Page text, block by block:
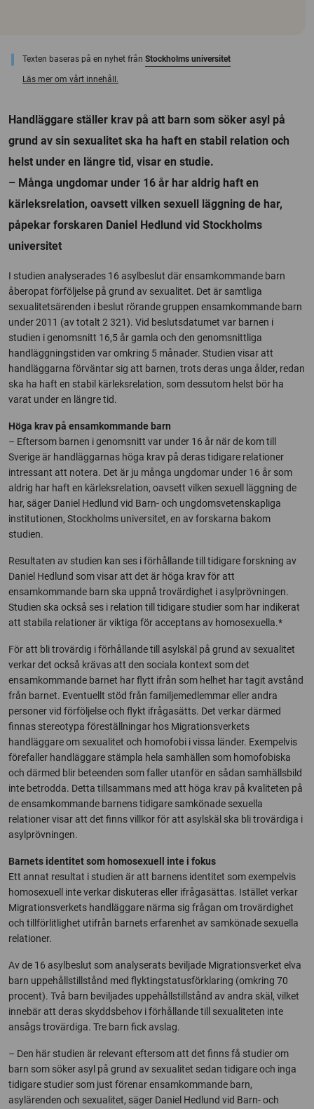
Texten baseras på en nyhet från Stockholms universitet
Läs mer om vårt innehåll.
Handläggare ställer krav på att barn som söker asyl på
grund av sin sexualitet ska ha haft en stabil relation och
helst under en längre tid, visar en studie.
– Många ungdomar under 16 år har aldrig haft en
kärleksrelation, oavsett vilken sexuell läggning de har,
påpekar forskaren Daniel Hedlund vid Stockholms
universitet
I studien analyserades 16 asylbeslut där ensamkommande barn
åberopat förföljelse på grund av sexualitet. Det är samtliga
sexualitetsärenden i beslut rörande gruppen ensamkommande barn
under 2011 (av totalt 2 321). Vid beslutsdatumet var barnen i
studien i genomsnitt 16,5 år gamla och den genomsnittliga
handläggningstiden var omkring 5 månader. Studien visar att
handläggarna förväntar sig att barnen, trots deras unga ålder, redan
ska ha haft en stabil kärleksrelation, som dessutom helst bör ha
varat under en längre tid.
Höga krav på ensamkommande barn
– Eftersom barnen i genomsnitt var under 16 år när de kom till
Sverige är handläggarnas höga krav på deras tidigare relationer
intressant att notera. Det är ju många ungdomar under 16 år som
aldrig har haft en kärleksrelation, oavsett vilken sexuell läggning de
har, säger Daniel Hedlund vid Barn- och ungdomsvetenskapliga
institutionen, Stockholms universitet, en av forskarna bakom
studien.
Resultaten av studien kan ses i förhållande till tidigare forskning av
Daniel Hedlund som visar att det är höga krav för att
ensamkommande barn ska uppnå trovärdighet i asylprövningen.
Studien ska också ses i relation till tidigare studier som har indikerat
att stabila relationer är viktiga för acceptans av homosexuella.*
För att bli trovärdig i förhållande till asylskäl på grund av sexualitet
verkar det också krävas att den sociala kontext som det
ensamkommande barnet har flytt ifrån som helhet har tagit avstånd
från barnet. Eventuellt stöd från familjemedlemmar eller andra
personer vid förföljelse och flykt ifrågasätts. Det verkar därmed
finnas stereotypa föreställningar hos Migrationsverkets
handläggare om sexualitet och homofobi i vissa länder. Exempelvis
förefaller handläggare stämpla hela samhällen som homofobiska
och därmed blir beteenden som faller utanför en sådan samhällsbild
inte betrodda. Detta tillsammans med att höga krav på kvaliteten på
de ensamkommande barnens tidigare samkönade sexuella
relationer visar att det finns villkor för att asylskäl ska bli trovärdiga i
asylprövningen.
Barnets identitet som homosexuell inte i fokus
Ett annat resultat i studien är att barnens identitet som exempelvis
homosexuell inte verkar diskuteras eller ifrågasättas. Istället verkar
Migrationsverkets handläggare närma sig frågan om trovärdighet
och tillförlitlighet utifrån barnets erfarenhet av samkönade sexuella
relationer.
Av de 16 asylbeslut som analyserats beviljade Migrationsverket elva
barn uppehållstillstånd med flyktingstatusförklaring (omkring 70
procent). Två barn beviljades uppehållstillstånd av andra skäl, vilket
innebär att deras skyddsbehov i förhållande till sexualiteten inte
ansågs trovärdiga. Tre barn fick avslag.
– Den här studien är relevant eftersom att det finns få studier om
barn som söker asyl på grund av sexualitet sedan tidigare och inga
tidigare studier som just förenar ensamkommande barn,
asylärenden och sexualitet, säger Daniel Hedlund vid Barn- och